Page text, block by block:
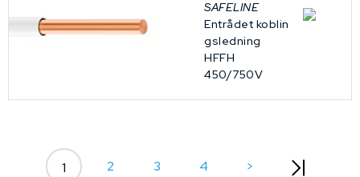
SAFELINE
Entrådet koblin
gsledning
HFFH
450/750V
1 2 3 4 >